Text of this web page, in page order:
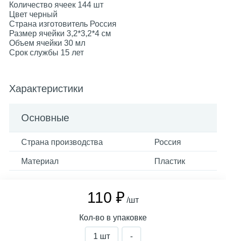
Количество ячеек 144 шт
Цвет черный
Страна изготовитель Россия
Размер ячейки 3,2*3,2*4 см
Объем ячейки 30 мл
Срок службы 15 лет
Характеристики
Основные
Страна производства Россия
Материал Пластик
110 ₽ /шт
Кол-во в упаковке
1 шт -